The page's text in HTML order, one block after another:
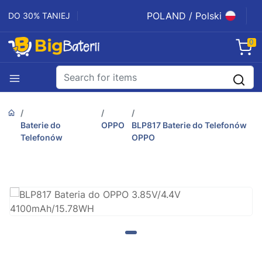
DO 30% TANIEJ POLAND / Polski
0
Baterie do
Telefonów
OPPO
BLP817 Baterie do Telefonów
OPPO